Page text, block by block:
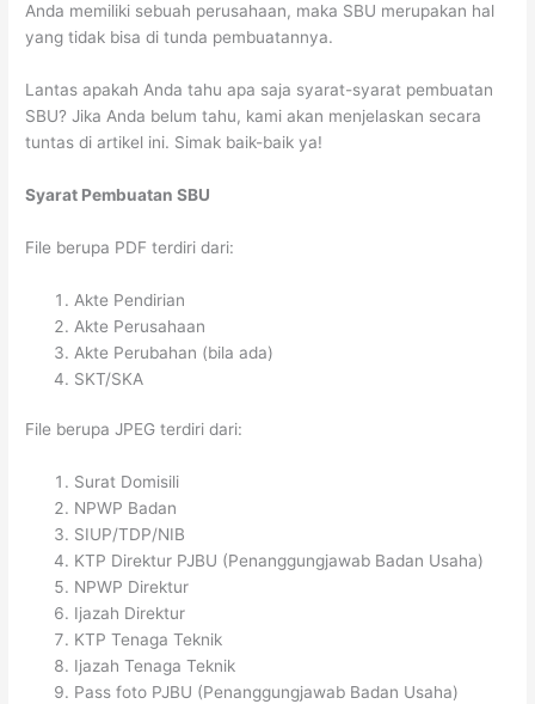
Anda memiliki sebuah perusahaan, maka SBU merupakan hal
yang tidak bisa di tunda pembuatannya.
Lantas apakah Anda tahu apa saja syarat-syarat pembuatan
SBU? Jika Anda belum tahu, kami akan menjelaskan secara
tuntas di artikel ini. Simak baik-baik ya!
Syarat Pembuatan SBU
File berupa PDF terdiri dari:
Akte Pendirian
Akte Perusahaan
Akte Perubahan (bila ada)
SKT/SKA
File berupa JPEG terdiri dari:
Surat Domisili
NPWP Badan
SIUP/TDP/NIB
KTP Direktur PJBU (Penanggungjawab Badan Usaha)
NPWP Direktur
Ijazah Direktur
KTP Tenaga Teknik
Ijazah Tenaga Teknik
Pass foto PJBU (Penanggungjawab Badan Usaha)